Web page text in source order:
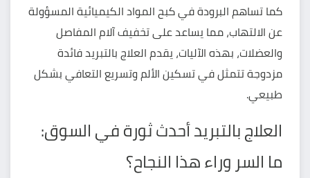
كما تساهم البرودة في كبح المواد الكيميائية المسؤولة
عن الالتهاب، مما يساعد على تخفيف آلام المفاصل
والعضلات، بهذه الآليات، يقدم العلاج بالتبريد فائدة
مزدوجة تتمثل في تسكين الألم وتسريع التعافي بشكل
طبيعي.
العلاج بالتبريد أحدث ثورة في السوق:
ما السر وراء هذا النجاح؟